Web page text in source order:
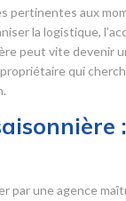
pertinentes aux
la logistique,
peut vite devenir
qui
par une agence